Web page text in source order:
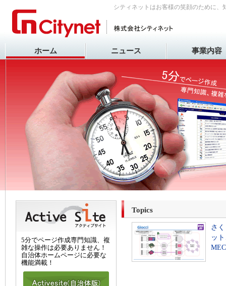
シティネットはお客様の笑顔のために、
ホーム ニュース 事業内容
Topics
さ
ッ
5分でページ作成専門知識、複
雑な操作は必要ありません！
自治体ホームページに必要な
機能満載！